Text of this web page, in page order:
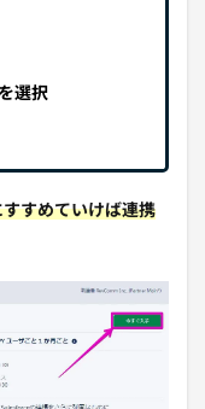
選択
すめていけば連携